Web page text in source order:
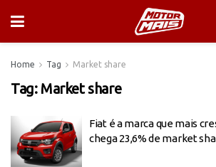
Home Tag Market share
Tag: Market share
Fiat é a marca que mais
chega 23,6% de market